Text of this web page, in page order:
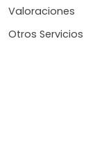
Valoraciones
Otros Servicios